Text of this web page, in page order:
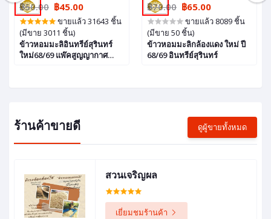
฿50.00 ฿45.00
ขายแล้ว 31643 ชิ้น
(มีขาย 3011 ชิ้น)
ข้าวหอมมะลิอินทรีย์สุรินทร์
ใหม่68/69 แพ๊คสูญญากาศ
฿70.00 ฿65.00
ขายแล้ว 8089 ชิ้น
(มีขาย 50 ชิ้น)
ข้าวหอมมะลิกล้องแดง ใหม่ ปี
68/69 อินทรีย์สุรินทร์
ร้านค้าขายดี ดูผู้ขายทั้งหมด
สวนเจริญผล
เยี่ยมชมร้านค้า